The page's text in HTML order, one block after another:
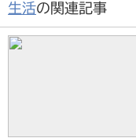
生活の関連記事